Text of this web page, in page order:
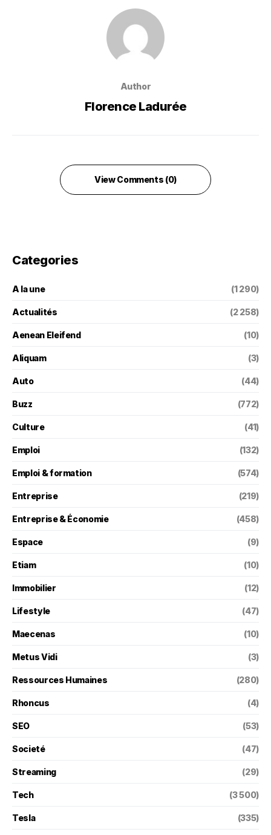
Author
Florence Ladurée
View Comments (0)
Categories
A la une (1 290)
Actualités (2 258)
Aenean Eleifend (10)
Aliquam (3)
Auto (44)
Buzz (772)
Culture (41)
Emploi (132)
Emploi & formation (574)
Entreprise (219)
Entreprise & Économie (458)
Espace (9)
Etiam (10)
Immobilier (12)
Lifestyle (47)
Maecenas (10)
Metus Vidi (3)
Ressources Humaines (280)
Rhoncus (4)
SEO (53)
Societé (47)
Streaming (29)
Tech (3 500)
Tesla (335)